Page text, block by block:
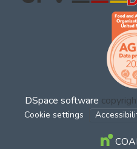
DSpace software
Cookie settings